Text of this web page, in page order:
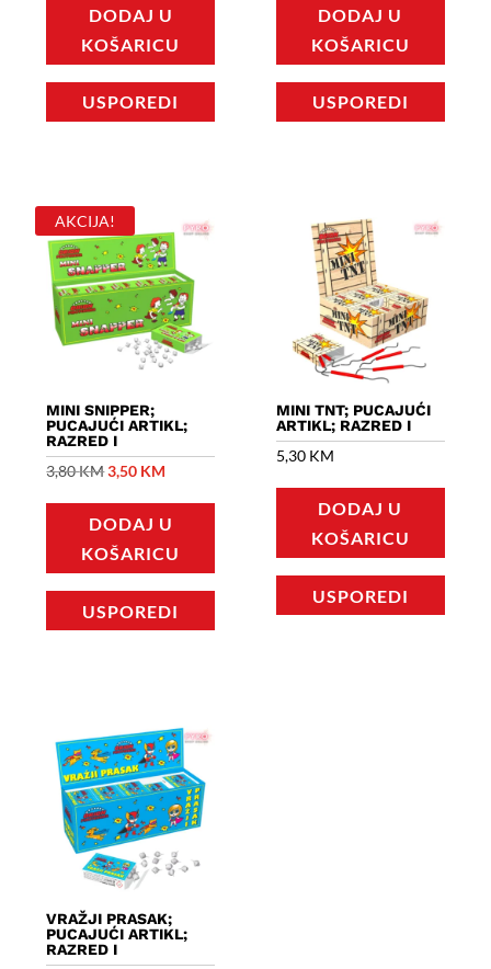
DODAJ U
KOŠARICU
USPOREDI
DODAJ U
KOŠARICU
USPOREDI
AKCIJA!
MINI SNIPPER;
PUCAJUĆI ARTIKL;
RAZRED I
3,80KMIzvorna
bila
je:
3,50 KM
je:
3,50 KM.
DODAJ U
KOŠARICU
USPOREDI
MINI TNT; PUCAJUĆI
ARTIKL; RAZRED I
5,30 KM
DODAJ U
KOŠARICU
USPOREDI
VRAŽJI PRASAK;
PUCAJUĆI ARTIKL;
RAZRED I